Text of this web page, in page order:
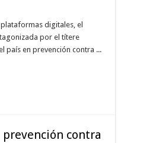
digitales, el
por el títere
país en prevención contra ...
contra